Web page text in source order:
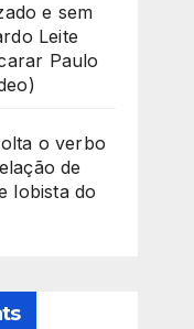
e sem
Leite
Paulo
o verbo
de
lobista do